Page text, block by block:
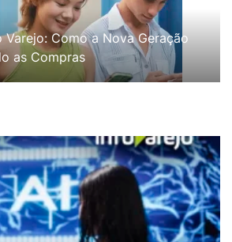
Varejo: Como a Nova Geração
as Compras